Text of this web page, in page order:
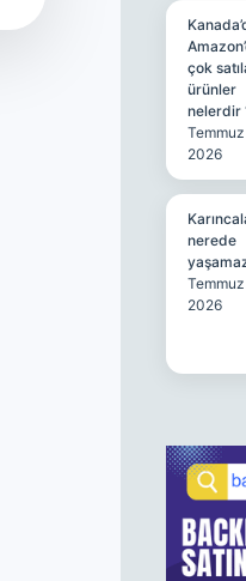
çok
ürünler
nelerdir
2026
nerede
2026